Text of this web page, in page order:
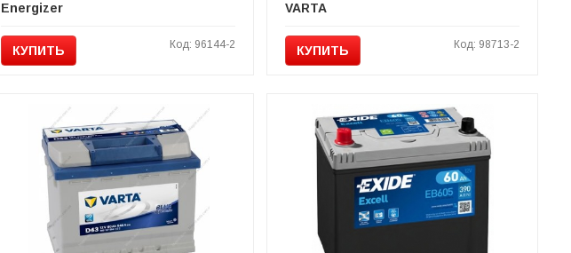
Energizer
КУПИТЬ Код: 96144-2
VARTA
КУПИТЬ Код: 98713-2